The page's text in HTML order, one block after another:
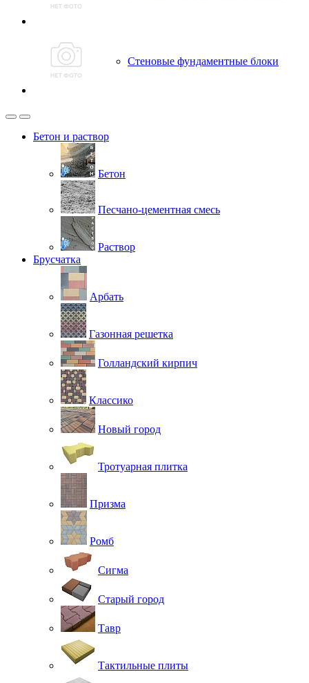
Стеновые фундаментные блоки
Бетон и раствор
Бетон
Песчано-цементная смесь
Раствор
Брусчатка
Арбать
Газонная решетка
Голландский кирпич
Классико
Новый город
Тротуарная плитка
Призма
Ромб
Сигма
Старый город
Тавр
Тактильные плиты